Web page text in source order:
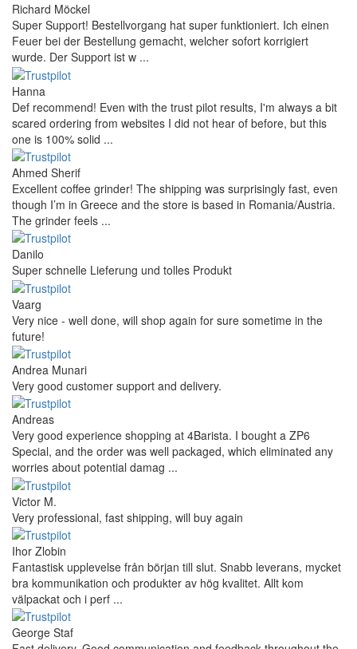
Richard Möckel
Super Support! Bestellvorgang hat super funktioniert. Ich einen
Feuer bei der Bestellung gemacht, welcher sofort korrigiert
wurde. Der Support ist w ...
Hanna
Def recommend! Even with the trust pilot results, I'm always a bit
scared ordering from websites I did not hear of before, but this
one is 100% solid ...
Ahmed Sherif
Excellent coffee grinder! The shipping was surprisingly fast, even
though I’m in Greece and the store is based in Romania/Austria.
The grinder feels ...
Danilo
Super schnelle Lieferung und tolles Produkt
Vaarg
Very nice - well done, will shop again for sure sometime in the
future!
Andrea Munari
Very good customer support and delivery.
Andreas
Very good experience shopping at 4Barista. I bought a ZP6
Special, and the order was well packaged, which eliminated any
worries about potential damag ...
Victor M.
Very professional, fast shipping, will buy again
Ihor Zlobin
Fantastisk upplevelse från början till slut. Snabb leverans, mycket
bra kommunikation och produkter av hög kvalitet. Allt kom
välpackat och i perf ...
George Staf